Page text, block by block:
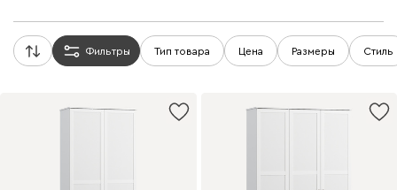
Фильтры Тип товара Цена Размеры Стиль